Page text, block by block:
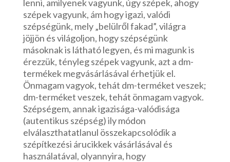
lenni, amilyenek vagyunk, úgy szépek, ahogy
szépek vagyunk, ám hogy igazi, valódi
szépségünk, mely „belülről fakad”, világra
jöjjön és világoljon, hogy szépségünk
másoknak is látható legyen, és mi magunk is
érezzük, tényleg szépek vagyunk, azt a dm-
termékek megvásárlásával érhetjük el.
Önmagam vagyok, tehát dm-terméket veszek;
dm-terméket veszek, tehát önmagam vagyok.
Szépségem, annak igazisága-valódisága
(autentikus szépség) ily módon
elválaszthatatlanul összekapcsolódik a
szépítkezési árucikkek vásárlásával és
használatával, olyannyira, hogy